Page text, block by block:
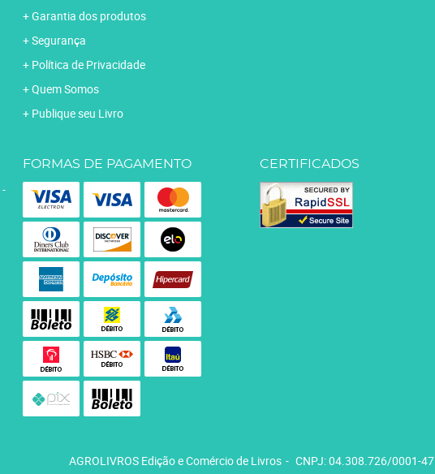
Garantia dos produtos
Segurança
Política de Privacidade
Quem Somos
Publique seu Livro
-
FORMAS DE PAGAMENTO CERTIFICADOS
AGROLIVROS Edição e Comércio de Livros CNPJ: 04.308.726/0001-47